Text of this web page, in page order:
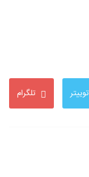
توییتر تلگرام